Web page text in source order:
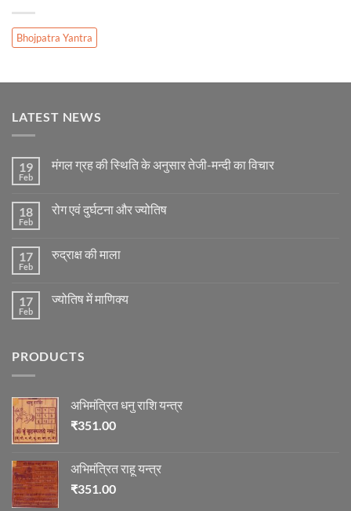
Bhojpatra Yantra
LATEST NEWS
19
Feb
मंगल ग्रह की स्थिति के अनुसार तेजी-मन्दी का विचार
मंगल
के
अनुसार
विचार
18
Feb
रोग एवं दुर्घटना और ज्योतिष
रोग
ज्योतिष
17
Feb
रुद्राक्ष की माला
रुद्राक्ष
17
Feb
ज्योतिष में माणिक्य
में
PRODUCTS
अभिमंत्रित धनु राशि यन्त्र
₹351.00
अभिमंत्रित राहू यन्त्र
₹351.00